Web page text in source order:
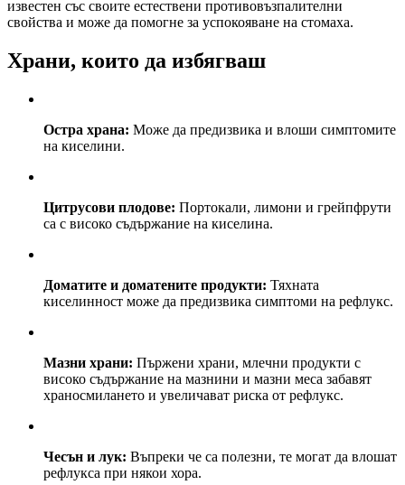
известен със своите естествени противовъзпалителни
свойства и може да помогне за успокояване на стомаха.
Храни, които да избягваш
Остра храна: Може да предизвика и влоши симптомите
на киселини.
Цитрусови плодове: Портокали, лимони и грейпфрути
са с високо съдържание на киселина.
Доматите и доматените продукти: Тяхната
киселинност може да предизвика симптоми на рефлукс.
Мазни храни: Пържени храни, млечни продукти с
високо съдържание на мазнини и мазни меса забавят
храносмилането и увеличават риска от рефлукс.
Чесън и лук: Въпреки че са полезни, те могат да влошат
рефлукса при някои хора.